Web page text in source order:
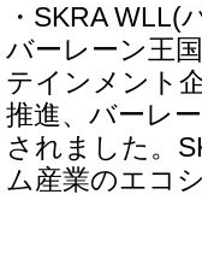
・SKRA WLL(
バーレーン王
テインメント
推進、バーレ
されました。
ム産業のエコ